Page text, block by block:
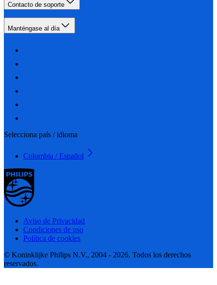
Contacto de soporte
Manténgase al día
Selecciona país / idioma
Colombia / Español
Aviso de Privacidad
Condiciones de uso
Política de cookies
© Koninklijke Philips N.V., 2004 - 2026. Todos los derechos
reservados.